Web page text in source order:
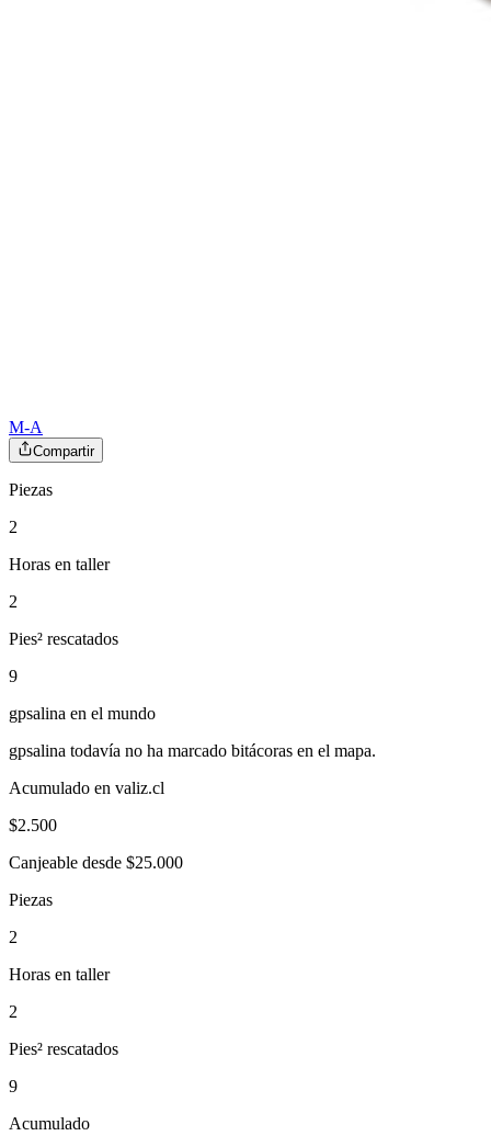
M-A
Compartir
Piezas
2
Horas en taller
2
Pies² rescatados
9
gpsalina en el mundo
gpsalina todavía no ha marcado bitácoras en el mapa.
Acumulado en valiz.cl
$2.500
Canjeable desde $25.000
Piezas
2
Horas en taller
2
Pies² rescatados
9
Acumulado